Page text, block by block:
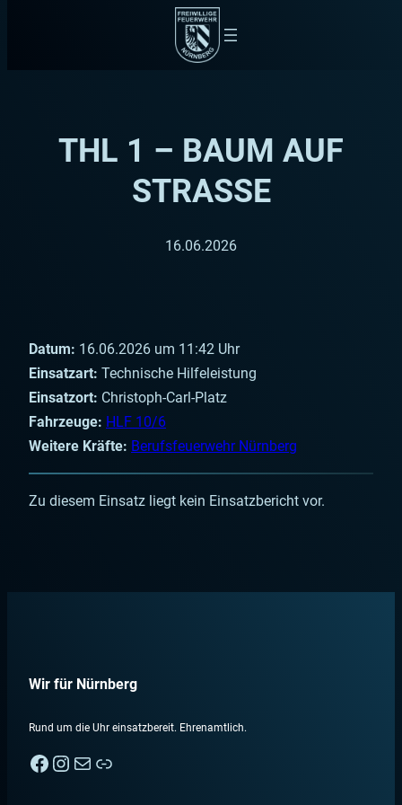
THL 1 – BAUM AUF
STRASSE
16.06.2026
Datum: 16.06.2026 um 11:42 Uhr
Einsatzart: Technische Hilfeleistung
Einsatzort: Christoph-Carl-Platz
Fahrzeuge: HLF 10/6
Weitere Kräfte: Berufsfeuerwehr Nürnberg
Zu diesem Einsatz liegt kein Einsatzbericht vor.
Wir für Nürnberg
Rund um die Uhr einsatzbereit. Ehrenamtlich.
Facebook Instagram E-Mail Nebenan